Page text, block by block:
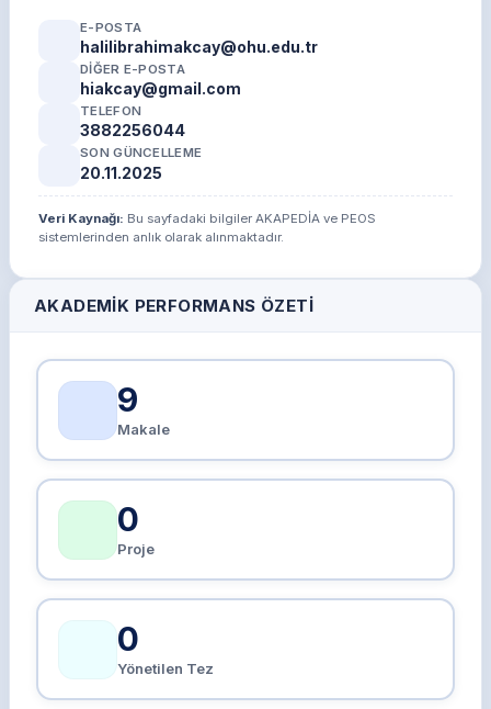
E-POSTA
halilibrahimakcay@ohu.edu.tr
DIĞER E-POSTA
hiakcay@gmail.com
TELEFON
3882256044
SON GÜNCELLEME
20.11.2025
Veri Kaynağı: Bu sayfadaki bilgiler AKAPEDİA ve PEOS
sistemlerinden anlık olarak alınmaktadır.
AKADEMIK PERFORMANS ÖZETI
9
Makale
0
Proje
0
Yönetilen Tez